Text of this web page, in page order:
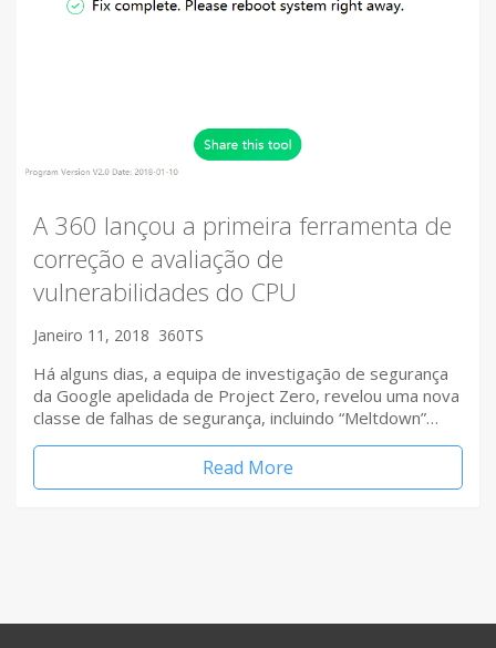
A 360 lançou a primeira ferramenta de
correção e avaliação de
vulnerabilidades do CPU
Janeiro 11, 2018 360TS
Há alguns dias, a equipa de investigação de segurança
da Google apelidada de Project Zero, revelou uma nova
classe de falhas de segurança, incluindo “Meltdown”…
Read More